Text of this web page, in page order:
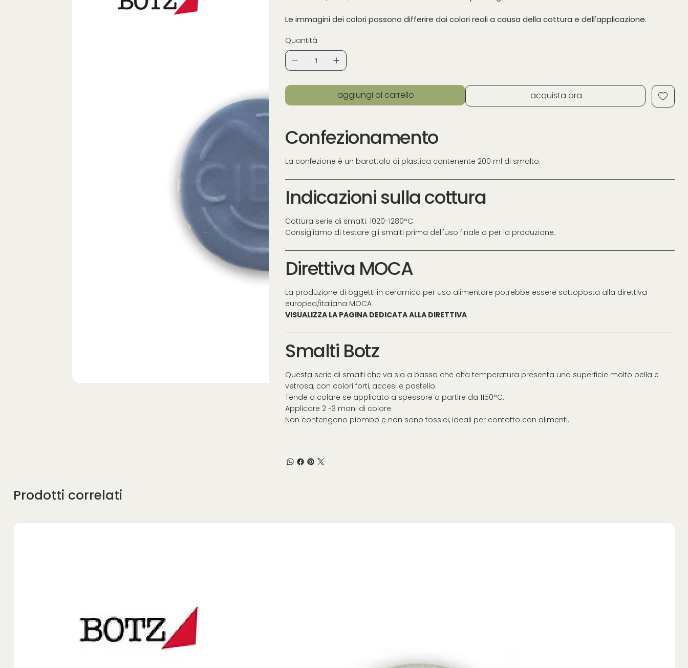
Le immagini dei colori possono differire dai colori reali a causa della cottura e dell'applicazione.
Quantità
aggiungi al carrello acquista ora
Confezionamento
La confezione è un barattolo di plastica contenente 200 ml di smalto.
Indicazioni sulla cottura
Cottura serie di smalti: 1020-1280°C.
Consigliamo di testare gli smalti prima dell'uso finale o per la produzione.
Direttiva MOCA
La produzione di oggetti in ceramica per uso alimentare potrebbe essere sottoposta alla direttiva
europea/italiana MOCA
VISUALIZZA LA PAGINA DEDICATA ALLA DIRETTIVA
Smalti Botz
Questa serie di smalti che va sia a bassa che alta temperatura presenta una superficie molto bella e
vetrosa, con colori forti, accesi e pastello.
Tende a colare se applicato a spessore a partire da 1150°C.
Applicare 2 -3 mani di colore.
Non contengono piombo e non sono tossici, ideali per contatto con alimenti.
Prodotti correlati